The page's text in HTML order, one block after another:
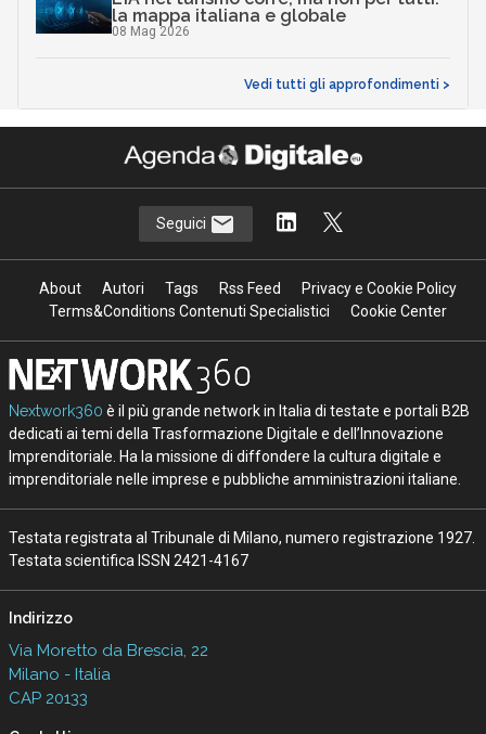
la mappa italiana e globale
08 Mag 2026
Vedi tutti gli approfondimenti >
Seguici
About Autori Tags Rss Feed
Privacy e Cookie Policy
Terms&Conditions Contenuti Specialistici
Cookie Center
Nextwork360 è il più grande network in Italia di testate e portali B2B
dedicati ai temi della Trasformazione Digitale e dell’Innovazione
Imprenditoriale. Ha la missione di diffondere la cultura digitale e
imprenditoriale nelle imprese e pubbliche amministrazioni italiane.
Testata registrata al Tribunale di Milano, numero registrazione 1927.
Testata scientifica ISSN 2421-4167
Indirizzo
Via Moretto da Brescia, 22
Milano - Italia
CAP 20133